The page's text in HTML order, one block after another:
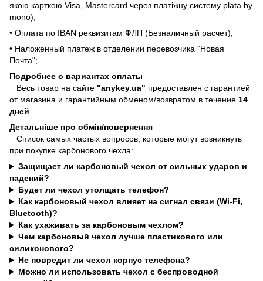
якою карткою Visa, Mastercard через платіжну систему plata by
mono);
• Оплата по IBAN реквизитам ФЛП (Безналичный расчет);
• Наложенный платеж в отделении перевозчика "Новая
Почта";
Подробнее о вариантах оплаты
Весь товар на сайте "anykey.ua" предоставлен с гарантией
от магазина и гарантийным обменом/возвратом в течение 14
дней
Детальніше про обмін/повернення
Список самых частых вопросов, которые могут возникнуть
при покупке карбонового чехла:
Защищает ли карбоновый чехол от сильных ударов и
падений?
Будет ли чехол утолщать телефон?
Как карбоновый чехол влияет на сигнал связи (Wi-Fi,
Bluetooth)?
Как ухаживать за карбоновым чехлом?
Чем карбоновый чехол лучше пластикового или
силиконового?
Не повредит ли чехол корпус телефона?
Можно ли использовать чехол с беспроводной